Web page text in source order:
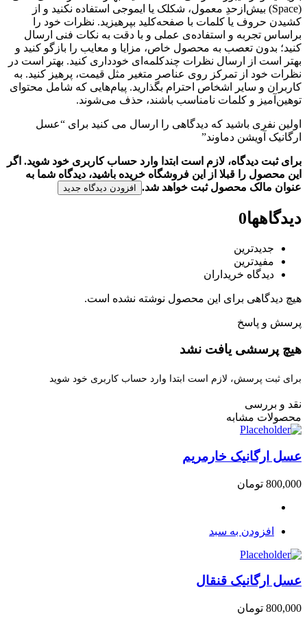
(Space) بیش‌از‌حدِ معمول، شکلک یا ایموجی استفاده نکنید و از
کشیدن حروف یا کلمات با صفحه‌کلید بپرهیزید. نظرات خود را
براساس تجربه و استفاده‌ی عملی و با دقت به نکات فنی ارسال
کنید؛ بدون تعصب به محصول خاص، مزایا و معایب را بازگو کنید و
بهتر است از ارسال نظرات چندکلمه‌‌ای خودداری کنید. بهتر است در
نظرات خود از تمرکز روی عناصر متغیر مثل قیمت، پرهیز کنید. به
کاربران و سایر اشخاص احترام بگذارید. پیام‌هایی که شامل محتوای
توهین‌آمیز و کلمات نامناسب باشند، حذف می‌شوند.
اولین نفری باشید که دیدگاهی را ارسال می کنید برای “عسل
ارگانیک آویشن دماوند”
برای ثبت دیدگاه، لازم است ابتدا وارد حساب کاربری خود شوید. اگر
این محصول را قبلا از این فروشگاه خریده باشید، دیدگاه شما به
عنوان مالک محصول ثبت خواهد شد.
افزودن دیدگاه جدید
دیدگاهها0
جدیدترین
مفیدترین
دیدگاه خریداران
هیچ دیدگاهی برای این محصول نوشته نشده است.
پرسش و پاسخ
هیچ پرسشی یافت نشد
برای ثبت پرسش، لازم است ابتدا وارد حساب کاربری خود شوید
نقد و بررسی
محصولات مشابه
عسل ارگانیک خارمریم
800,000 تومان
افزودن به سبد
عسل ارگانیک قنقال
800,000 تومان